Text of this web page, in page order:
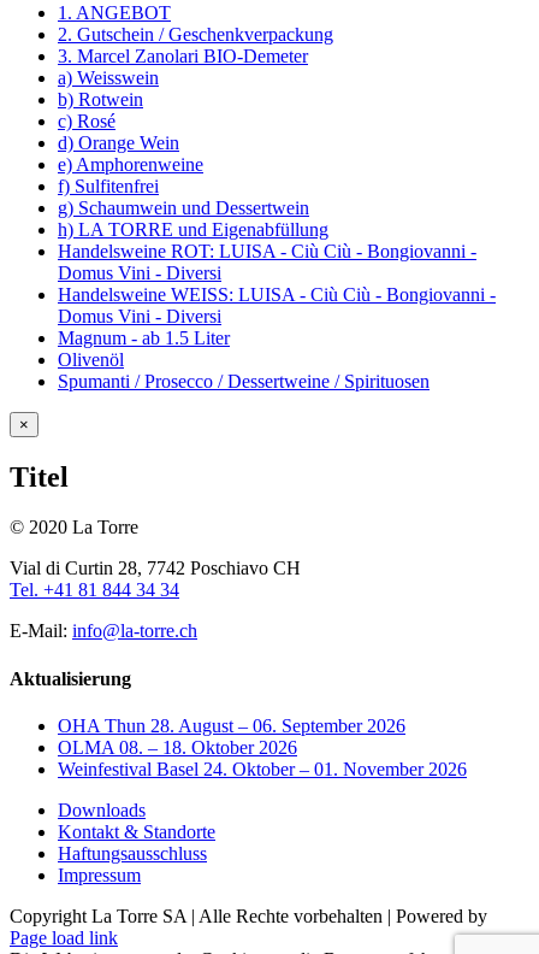
1. ANGEBOT
2. Gutschein / Geschenkverpackung
3. Marcel Zanolari BIO-Demeter
a) Weisswein
b) Rotwein
c) Rosé
d) Orange Wein
e) Amphorenweine
f) Sulfitenfrei
g) Schaumwein und Dessertwein
h) LA TORRE und Eigenabfüllung
Handelsweine ROT: LUISA - Ciù Ciù - Bongiovanni -
Domus Vini - Diversi
Handelsweine WEISS: LUISA - Ciù Ciù - Bongiovanni -
Domus Vini - Diversi
Magnum - ab 1.5 Liter
Olivenöl
Spumanti / Prosecco / Dessertweine / Spirituosen
Close
product
view
×
Titel
© 2020 La Torre
Vial di Curtin 28, 7742 Poschiavo CH
Tel. +41 81 844 34 34
E-Mail: info@la-torre.ch
Aktualisierung
OHA Thun 28. August – 06. September 2026
OLMA 08. – 18. Oktober 2026
Weinfestival Basel 24. Oktober – 01. November 2026
Downloads
Kontakt & Standorte
Haftungsausschluss
Impressum
Copyright La Torre SA | Alle Rechte vorbehalten | Powered by
Facebook
Page load link